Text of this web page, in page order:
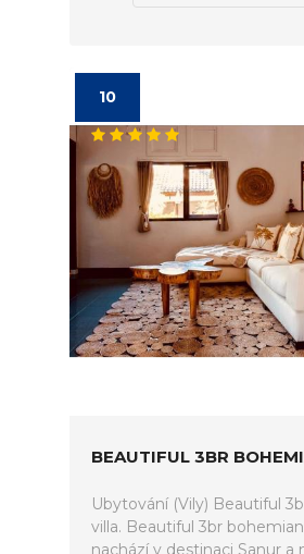
10
BEAUTIFUL 3BR
Ubytování (Vily) Beautiful
villa. Beautiful 3br
nachází v destinaci Sanur a